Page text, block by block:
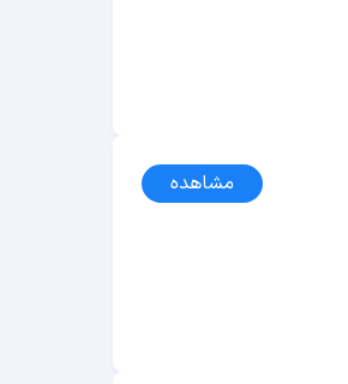
مشاهده